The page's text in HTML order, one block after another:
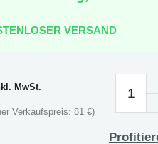
VERSAND
MwSt.
Verkaufspreis: 81 €)